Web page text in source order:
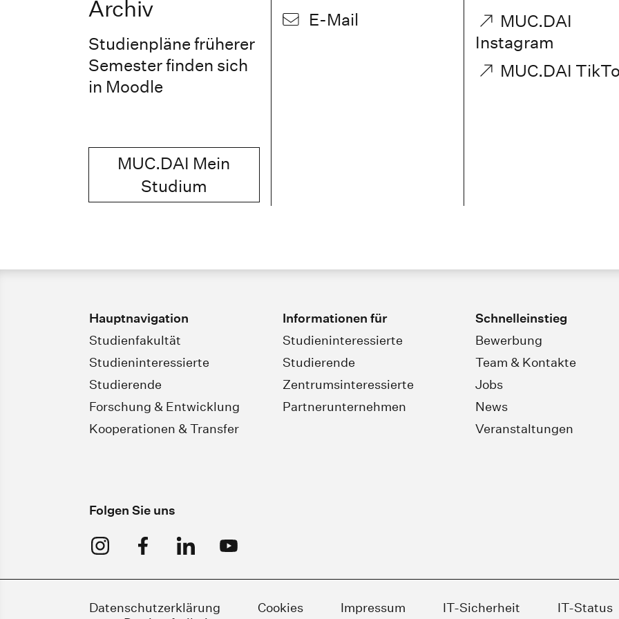
Archiv
Studienpläne früherer
Semester finden sich
in Moodle
MUC.DAI Mein
Studium
E-Mail
MUC.DAI
Instagram
MUC.DAI
Hauptnavigation
Studienfakultät
Studieninteressierte
Studierende
Forschung & Entwicklung
Kooperationen & Transfer
Informationen für
Studieninteressierte
Studierende
Zentrumsinteressierte
Partnerunternehmen
Schnelleinstieg
Bewerbung
Team & Kontakte
Jobs
News
Veranstaltungen
Folgen Sie uns
Datenschutzerklärung Cookies Impressum IT-Sicherheit
IT-Status